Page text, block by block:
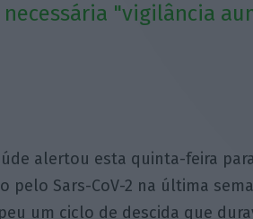
"vigilância
alertou esta quinta-feira
pelo Sars-CoV-2 na última
um ciclo de descida que